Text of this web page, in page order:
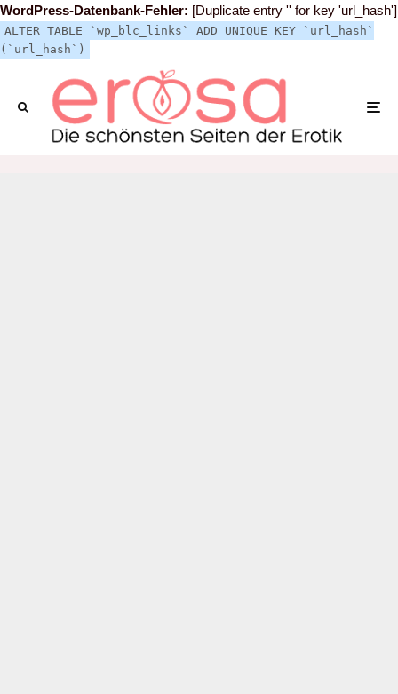
WordPress-Datenbank-Fehler: [Duplicate entry '' for key 'url_hash']
ALTER TABLE `wp_blc_links` ADD UNIQUE KEY `url_hash`
(`url_hash`)